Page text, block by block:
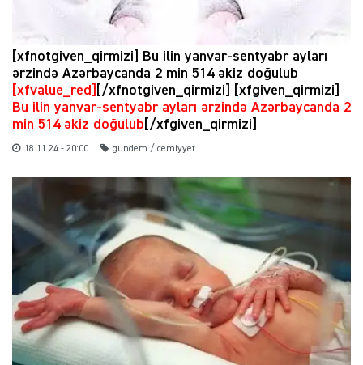
[xfnotgiven_qirmizi] Bu ilin yanvar-sentyabr ayları
ərzində Azərbaycanda 2 min 514 əkiz doğulub
[xfvalue_red]
[/xfnotgiven_qirmizi] [xfgiven_qirmizi]
Bu ilin yanvar-sentyabr ayları ərzində Azərbaycanda 2
min 514 əkiz doğulub [/xfgiven_qirmizi]
18.11.24 - 20:00 gundem / cemiyyet